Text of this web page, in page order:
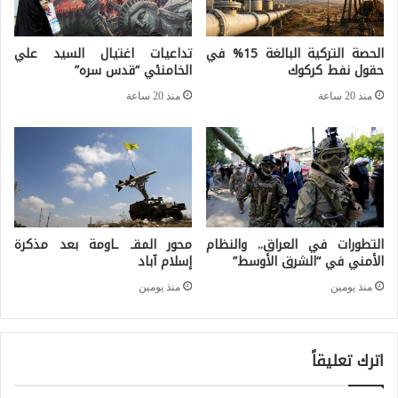
ل
م
ح
ر
و
ب
ا
ل
م
ت
ق
ب
خ
ب
ا
ر
ت
ا
م
ي
ة
الحصة التركية البالغة 15% في
حقول نفط كركوك
منذ 20 ساعة
تداعيات اغتيال السيد علي
الخامنئي “قدس سره”
منذ 20 ساعة
التطورات في العراق.. والنظام
الأمني في “الشرق الأوسط”
منذ يومين
محور المقـ ـاومة بعد مذكرة
إسلام آباد
منذ يومين
اترك تعليقاً